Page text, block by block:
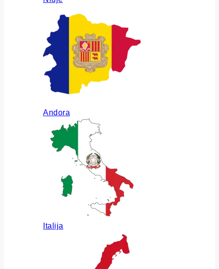
Andora
Italija